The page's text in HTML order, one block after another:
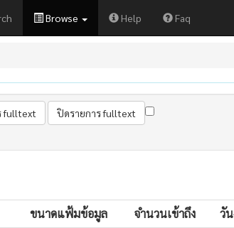
Browse Help Faq
ขนาดแฟ้มข้อมูล จำนวนเข้าถึง
วั